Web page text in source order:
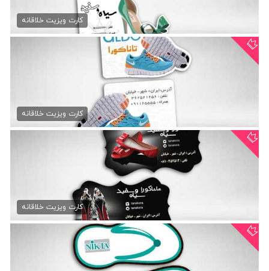
کارت ویزیت برش خاص کفش
99,000 تومان
کارت ویزیت خلاقانه
کارت ویزیت فانتزی کفش فروشی
کارت ویزیت خلاقانه
کارت ویزیت فانتزی کفش فروشی
99,000 تومان
کارت ویزیت خلاقانه